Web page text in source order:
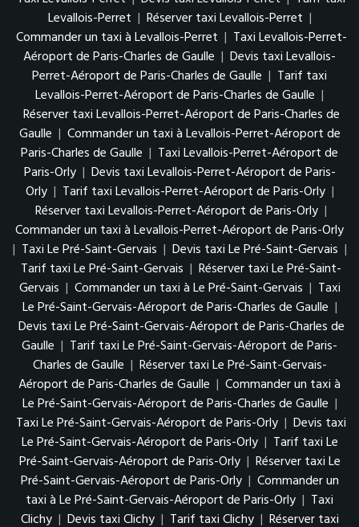
Levallois-Perret | Réserver taxi Levallois-Perret |
Commander un taxi à Levallois-Perret | Taxi Levallois-Perret-
Aéroport de Paris-Charles de Gaulle | Devis taxi Levallois-
Perret-Aéroport de Paris-Charles de Gaulle | Tarif taxi
Levallois-Perret-Aéroport de Paris-Charles de Gaulle |
Réserver taxi Levallois-Perret-Aéroport de Paris-Charles de
Gaulle | Commander un taxi à Levallois-Perret-Aéroport de
Paris-Charles de Gaulle | Taxi Levallois-Perret-Aéroport de
Paris-Orly | Devis taxi Levallois-Perret-Aéroport de Paris-
Orly | Tarif taxi Levallois-Perret-Aéroport de Paris-Orly |
Réserver taxi Levallois-Perret-Aéroport de Paris-Orly |
Commander un taxi à Levallois-Perret-Aéroport de Paris-Orly
| Taxi Le Pré-Saint-Gervais | Devis taxi Le Pré-Saint-Gervais |
Tarif taxi Le Pré-Saint-Gervais | Réserver taxi Le Pré-Saint-
Gervais | Commander un taxi à Le Pré-Saint-Gervais | Taxi
Le Pré-Saint-Gervais-Aéroport de Paris-Charles de Gaulle |
Devis taxi Le Pré-Saint-Gervais-Aéroport de Paris-Charles de
Gaulle | Tarif taxi Le Pré-Saint-Gervais-Aéroport de Paris-
Charles de Gaulle | Réserver taxi Le Pré-Saint-Gervais-
Aéroport de Paris-Charles de Gaulle | Commander un taxi à
Le Pré-Saint-Gervais-Aéroport de Paris-Charles de Gaulle |
Taxi Le Pré-Saint-Gervais-Aéroport de Paris-Orly | Devis taxi
Le Pré-Saint-Gervais-Aéroport de Paris-Orly | Tarif taxi Le
Pré-Saint-Gervais-Aéroport de Paris-Orly | Réserver taxi Le
Pré-Saint-Gervais-Aéroport de Paris-Orly | Commander un
taxi à Le Pré-Saint-Gervais-Aéroport de Paris-Orly | Taxi
Clichy | Devis taxi Clichy | Tarif taxi Clichy | Réserver taxi